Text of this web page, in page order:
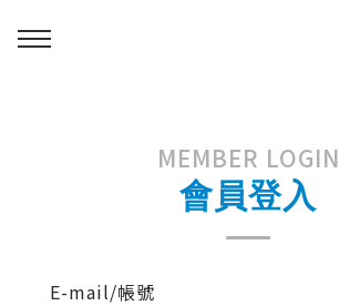
MEMBER LOGIN
會員登入
E-mail/帳號